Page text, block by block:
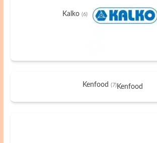
Kalko (6)
Kenfood (7)Kenfood